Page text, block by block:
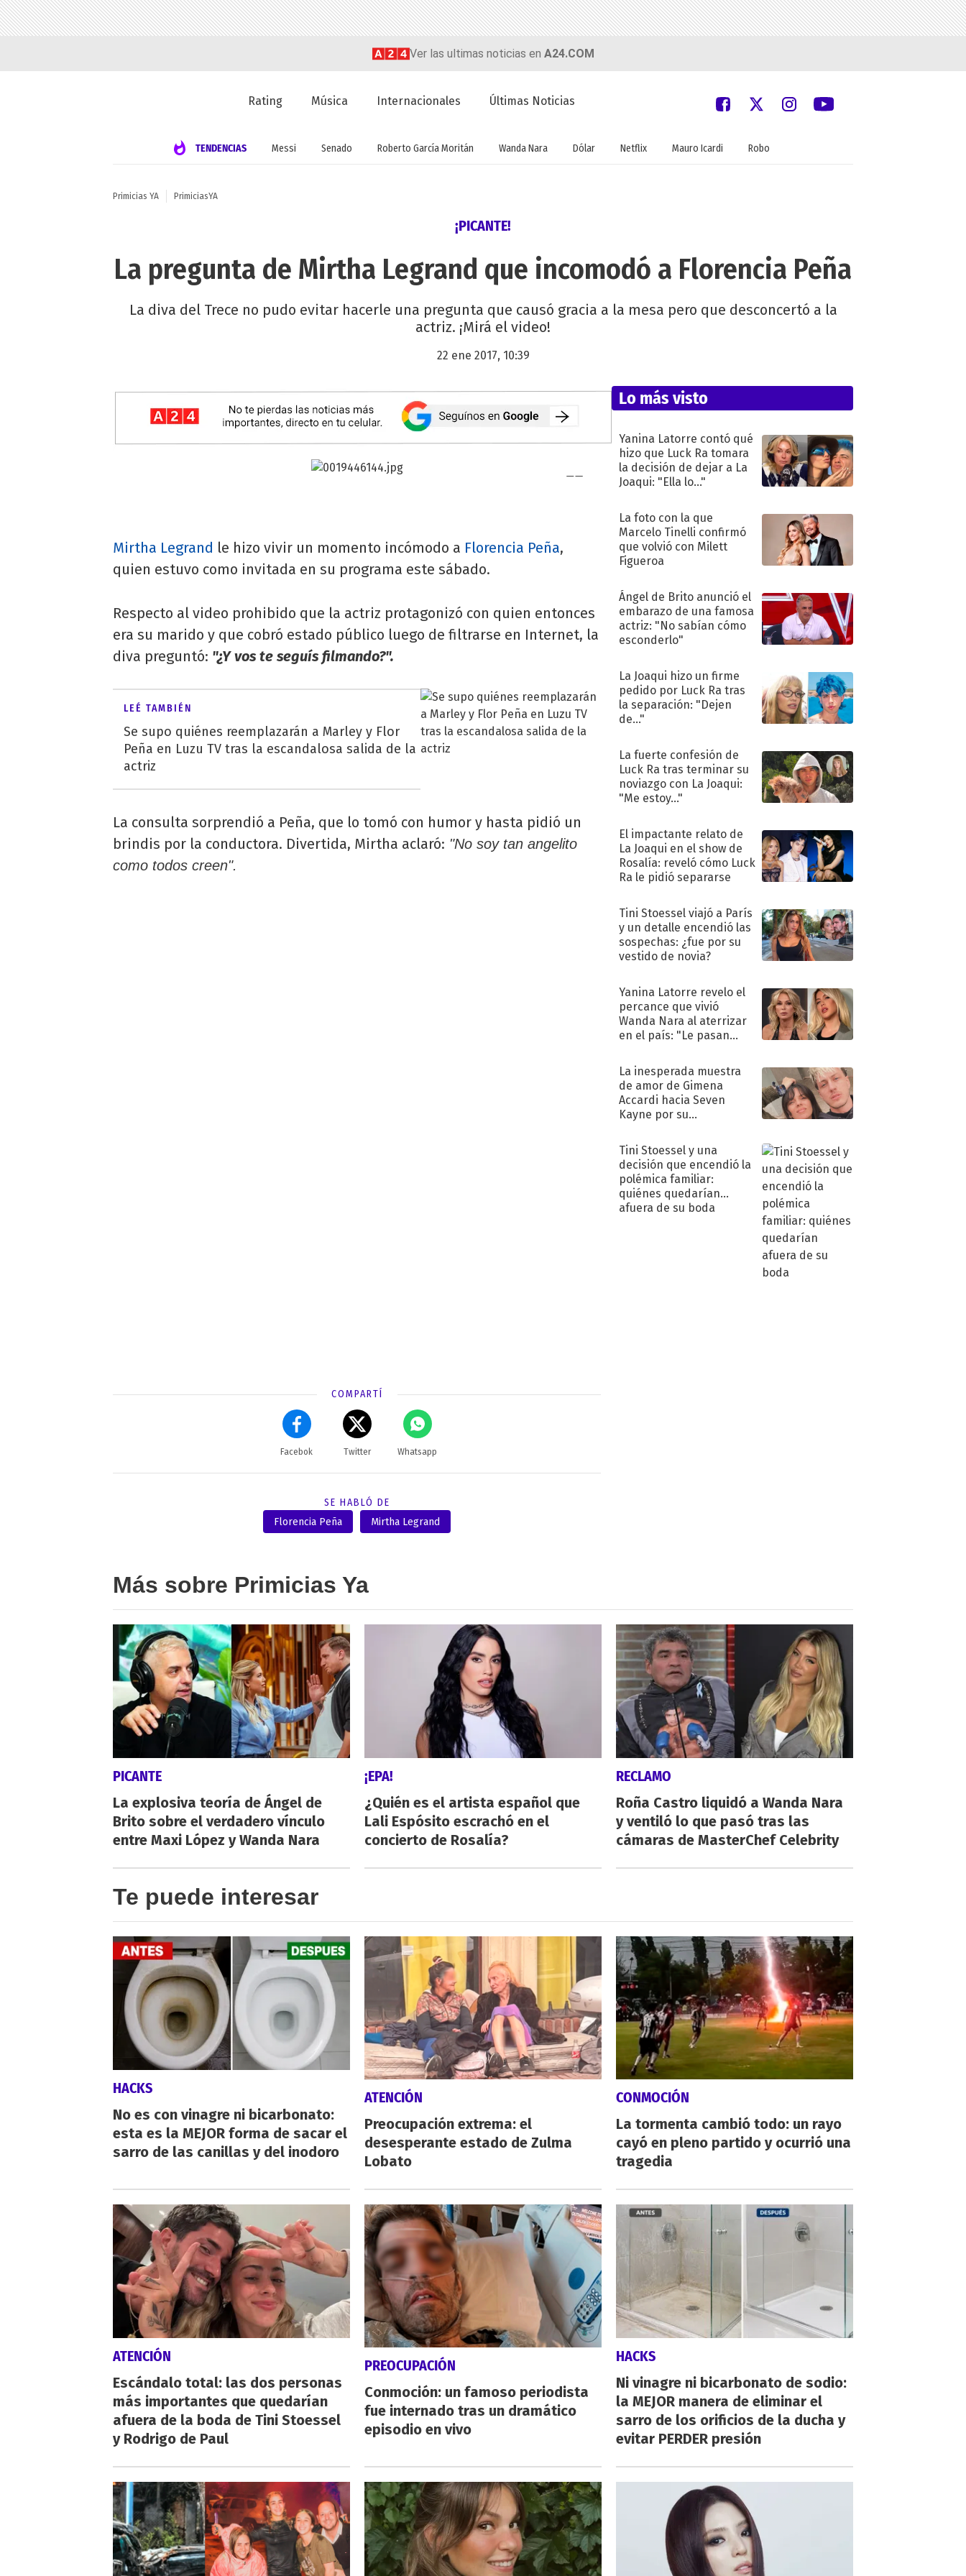
Ver las ultimas noticias en A24.COM
Rating Música Internacionales Últimas Noticias
TENDENCIAS Messi Senado Roberto García Moritán Wanda Nara Dólar Netflix Mauro Icardi Robo
Primicias YA PrimiciasYA
¡PICANTE!
La pregunta de Mirtha Legrand que incomodó a Florencia Peña
La diva del Trece no pudo evitar hacerle una pregunta que causó gracia a la mesa pero que desconcertó a la
actriz. ¡Mirá el video!
22 ene 2017, 10:39
Mirtha Legrand le hizo vivir un momento incómodo a Florencia Peña,
quien estuvo como invitada en su programa este sábado.
Respecto al video prohibido que la actriz protagonizó con quien entonces
era su marido y que cobró estado público luego de filtrarse en Internet, la
diva preguntó: "¿Y vos te seguís filmando?".
LEÉ TAMBIÉN
Se supo quiénes reemplazarán a Marley y Flor
Peña en Luzu TV tras la escandalosa salida de la
actriz
La consulta sorprendió a Peña, que lo tomó con humor y hasta pidió un
brindis por la conductora. Divertida, Mirtha aclaró: "No soy tan angelito
como todos creen".
COMPARTÍ
Facebok Twitter Whatsapp
SE HABLÓ DE
Florencia Peña
Mirtha Legrand
Lo más visto
Yanina Latorre contó qué
hizo que Luck Ra tomara
la decisión de dejar a La
Joaqui: "Ella lo..."
La foto con la que
Marcelo Tinelli confirmó
que volvió con Milett
Figueroa
Ángel de Brito anunció el
embarazo de una famosa
actriz: "No sabían cómo
esconderlo"
La Joaqui hizo un firme
pedido por Luck Ra tras
la separación: "Dejen
de..."
La fuerte confesión de
Luck Ra tras terminar su
noviazgo con La Joaqui:
"Me estoy..."
El impactante relato de
La Joaqui en el show de
Rosalía: reveló cómo Luck
Ra le pidió separarse
Tini Stoessel viajó a París
y un detalle encendió las
sospechas: ¿fue por su
vestido de novia?
Yanina Latorre revelo el
percance que vivió
Wanda Nara al aterrizar
en el país: "Le pasan
La inesperada muestra
de amor de Gimena
Accardi hacia Seven
Kayne por su
Tini Stoessel y una
decisión que encendió la
polémica familiar:
quiénes quedarían
afuera de su boda
Más sobre Primicias Ya
PICANTE
La explosiva teoría de Ángel de
Brito sobre el verdadero vínculo
entre Maxi López y Wanda Nara
¡EPA!
¿Quién es el artista español que
Lali Espósito escrachó en el
concierto de Rosalía?
RECLAMO
Roña Castro liquidó a Wanda Nara
y ventiló lo que pasó tras las
cámaras de MasterChef Celebrity
Te puede interesar
HACKS
No es con vinagre ni bicarbonato:
esta es la MEJOR forma de sacar el
sarro de las canillas y del inodoro
ATENCIÓN
Preocupación extrema: el
desesperante estado de Zulma
Lobato
CONMOCIÓN
La tormenta cambió todo: un rayo
cayó en pleno partido y ocurrió una
tragedia
ATENCIÓN
Escándalo total: las dos personas
más importantes que quedarían
afuera de la boda de Tini Stoessel
y Rodrigo de Paul
PREOCUPACIÓN
Conmoción: un famoso periodista
fue internado tras un dramático
episodio en vivo
HACKS
Ni vinagre ni bicarbonato de sodio:
la MEJOR manera de eliminar el
sarro de los orificios de la ducha y
evitar PERDER presión